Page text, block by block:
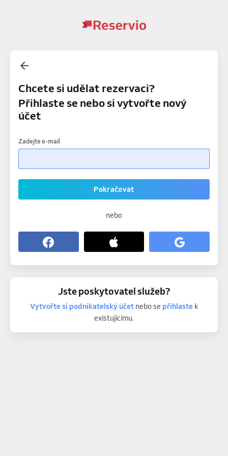
Chcete si udělat rezervaci?
Přihlaste se nebo si vytvořte nový
účet
Zadejte e-mail
Pokračovat
nebo
Jste poskytovatel služeb?
Vytvořte si podnikatelský účetnebo se přihlastek
existujícímu.